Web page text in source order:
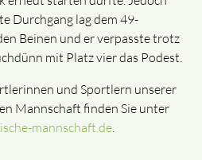
Durchgang lag dem 49-
Beinen und er verpasste trotz
mit Platz vier das Podest.
und Sportlern unserer
Mannschaft finden Sie unter
mannschaft.de.